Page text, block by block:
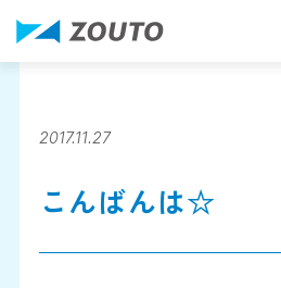
ZOUTOについ
2017.11.27
こんばんは☆